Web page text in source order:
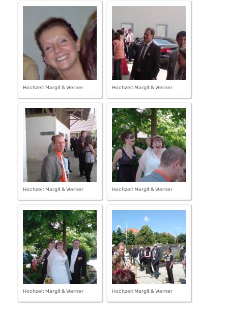
Hochzeit Margit & Werner Hochzeit Margit & Werner
Hochzeit Margit & Werner Hochzeit Margit & Werner
Hochzeit Margit & Werner Hochzeit Margit & Werner